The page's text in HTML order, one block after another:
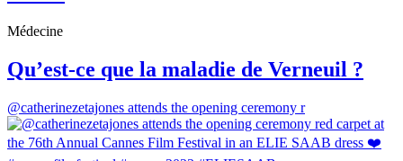
Médecine
Qu’est-ce que la maladie de Verneuil ?
@catherinezetajones attends the opening ceremony r